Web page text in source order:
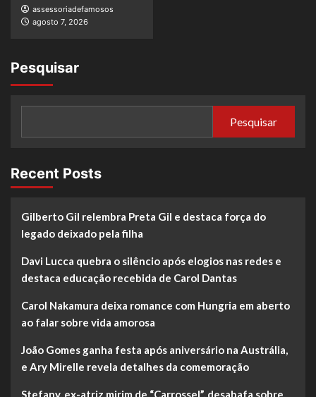
assessoriadefamosos
agosto 7, 2026
Pesquisar
Pesquisar
Recent Posts
Gilberto Gil relembra Preta Gil e destaca força do
legado deixado pela filha
Davi Lucca quebra o silêncio após elogios nas redes e
destaca educação recebida de Carol Dantas
Carol Nakamura deixa romance com Hungria em aberto
ao falar sobre vida amorosa
João Gomes ganha festa após aniversário na Austrália,
e Ary Mirelle revela detalhes da comemoração
Stefany, ex-atriz mirim de “Carrossel”, desabafa sobre